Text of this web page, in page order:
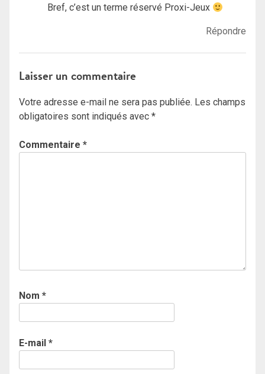
Bref, c’est un terme réservé Proxi-Jeux
Répondre
Laisser un commentaire
Votre adresse e-mail ne sera pas publiée. Les champs
obligatoires sont indiqués avec *
Commentaire *
Nom *
E-mail *